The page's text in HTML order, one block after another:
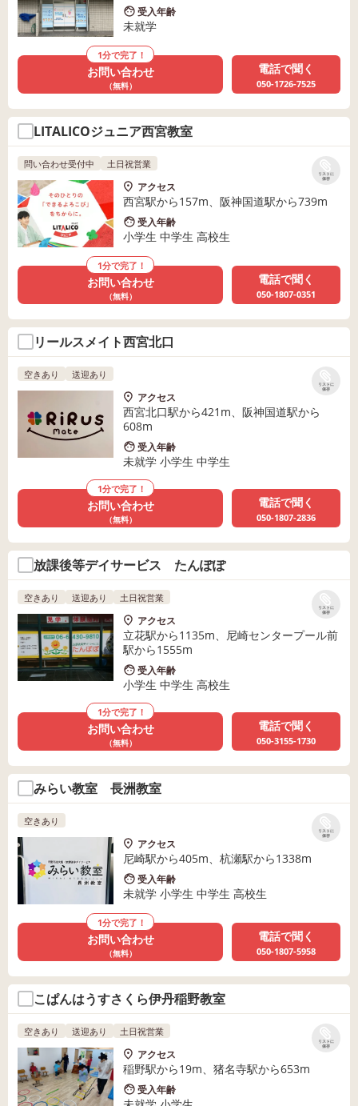
受入年齢
未就学
1分で完了！
お問い合わせ
（無料）
電話で聞く
050-1726-7525
LITALICOジュニア西宮教室
リストに
保存
問い合わせ受付中 土日祝営業
アクセス
西宮駅から157m、阪神国道駅から739m
受入年齢
小学生 中学生 高校生
1分で完了！
お問い合わせ
（無料）
電話で聞く
050-1807-0351
リールスメイト西宮北口
リストに
保存
空きあり 送迎あり
アクセス
西宮北口駅から421m、阪神国道駅から
608m
受入年齢
未就学 小学生 中学生
1分で完了！
お問い合わせ
（無料）
電話で聞く
050-1807-2836
放課後等デイサービス たんぽぽ
リストに
保存
空きあり 送迎あり 土日祝営業
アクセス
立花駅から1135m、尼崎センタープール前
駅から1555m
受入年齢
小学生 中学生 高校生
1分で完了！
お問い合わせ
（無料）
電話で聞く
050-3155-1730
みらい教室 長洲教室
リストに
保存
空きあり
アクセス
尼崎駅から405m、杭瀬駅から1338m
受入年齢
未就学 小学生 中学生 高校生
1分で完了！
お問い合わせ
（無料）
電話で聞く
050-1807-5958
こぱんはうすさくら伊丹稲野教室
リストに
保存
空きあり 送迎あり 土日祝営業
アクセス
稲野駅から19m、猪名寺駅から653m
受入年齢